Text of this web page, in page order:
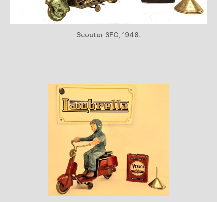
Scooter SFC, 1948.